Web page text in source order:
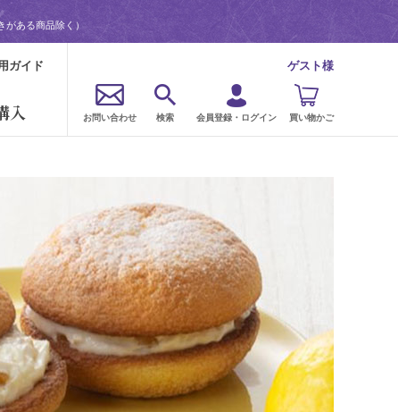
がある商品除く）
ガイド
入
ゲスト様
お問い合わせ 検索 会員登録・ログイン 買い物かご